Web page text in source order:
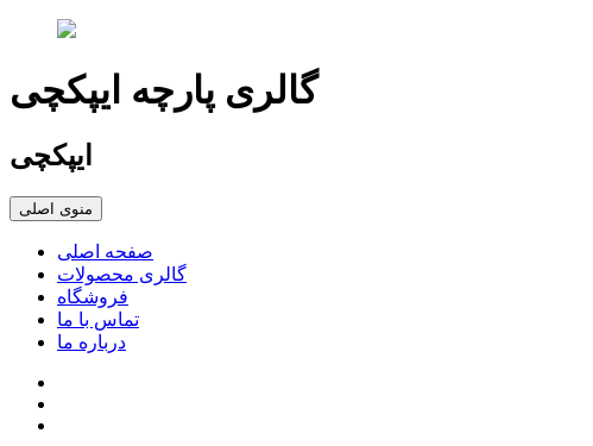
گالری پارچه ایپکچی
ایپکچی
منوی اصلی
صفحه اصلی
گالری محصولات
فروشگاه
تماس با ما
درباره ما